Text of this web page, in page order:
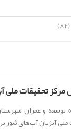
(82)
تحقیقات ملی
توسعه و عمران
آبزیان آب‌های شور